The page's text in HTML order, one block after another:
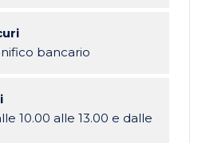
bancario
10.00 alle 13.00 e dalle